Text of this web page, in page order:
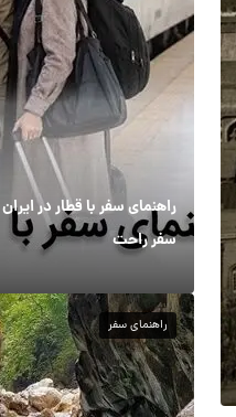
راهنمای سفر با قطار در
سفر راحت
راهنمای سفر